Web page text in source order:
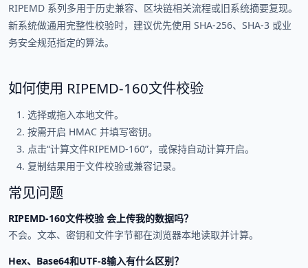
RIPEMD 系列多用于历史兼容、区块链相关流程或旧系统摘要复现。
新系统做通用完整性校验时，建议优先使用 SHA-256、SHA-3 或业
务安全规范指定的算法。
如何使用 RIPEMD-160文件校验
选择或拖入本地文件。
按需开启 HMAC 并填写密钥。
点击“计算文件RIPEMD-160”，或保持自动计算开启。
复制结果用于文件校验或兼容记录。
常见问题
RIPEMD-160文件校验 会上传我的数据吗？
不会。文本、密钥和文件字节都在浏览器本地读取并计算。
Hex、Base64和UTF-8输入有什么区别？